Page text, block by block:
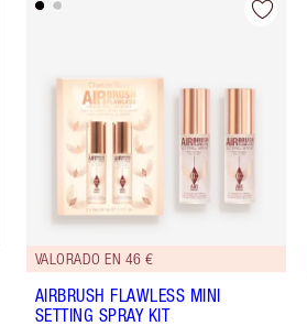
VALORADO EN 46 €
AIRBRUSH FLAWLESS MINI
SETTING SPRAY KIT